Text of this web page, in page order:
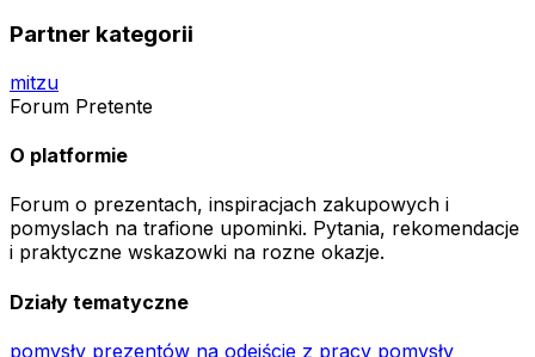
Partner kategorii
mitzu
Forum Pretente
O platformie
Forum o prezentach, inspiracjach zakupowych i
pomyslach na trafione upominki. Pytania, rekomendacje
i praktyczne wskazowki na rozne okazje.
Działy tematyczne
pomysły prezentów na odejście z pracy pomysły